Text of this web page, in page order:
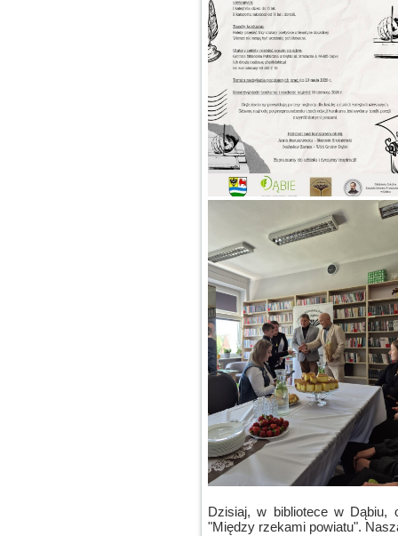
Dzisiaj, w bibliotece w Dąbiu,
"Między rzekami powiatu".